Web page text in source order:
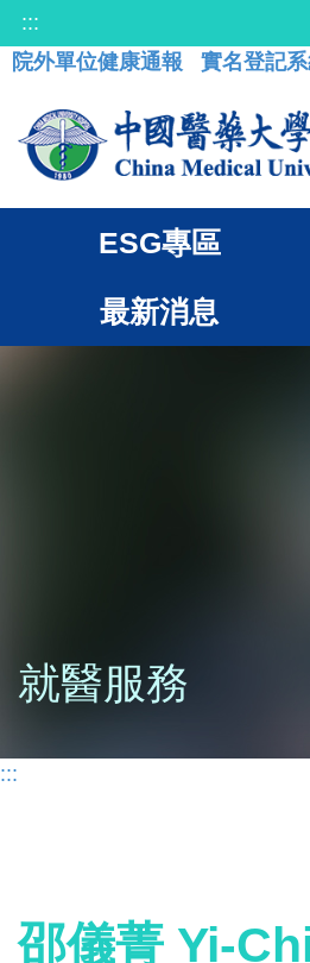
:::
院外單位健康通報
實名登記
ESG專區
最新消息
就醫服務
:::
邵儀菁 Yi-